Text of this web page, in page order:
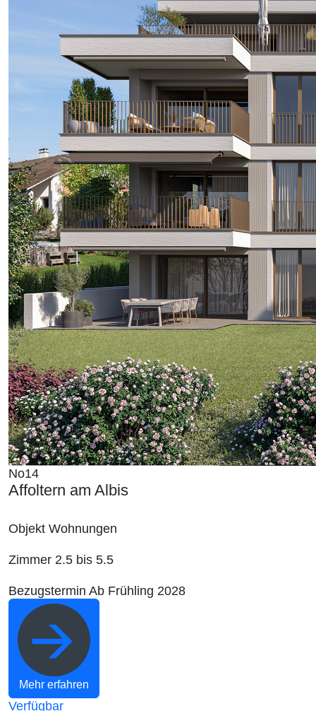
No14
Affoltern am Albis
Objekt Wohnungen
Zimmer 2.5 bis 5.5
Bezugstermin Ab Frühling 2028
Mehr erfahren
Verfügbar